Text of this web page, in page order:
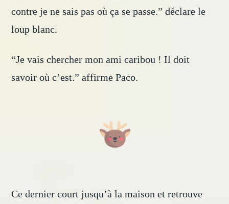
contre je ne sais pas où ça se passe.” déclare le
loup blanc.
“Je vais chercher mon ami caribou ! Il doit
savoir où c’est.” affirme Paco.
Ce dernier court jusqu’à la maison et retrouve